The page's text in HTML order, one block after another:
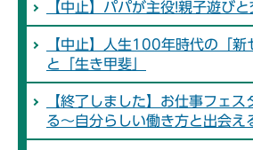
【中止】パパが主役!親子遊び
【中止】人生100年時代の「新
と「生き甲斐」
【終了しました】お仕事フェ
る～自分らしい働き方と出会え